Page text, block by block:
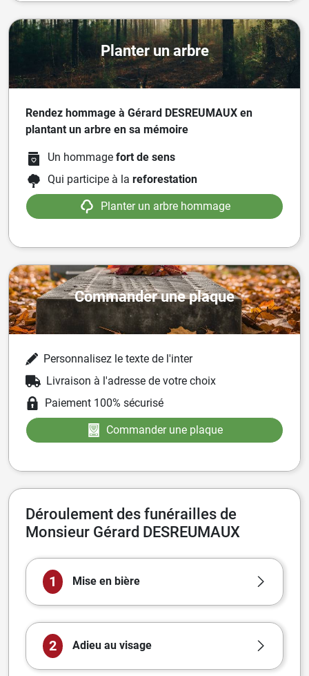
Planter un arbre
Rendez hommage à Gérard DESREUMAUX en
plantant un arbre en sa mémoire
Un hommage fort de sens
Qui participe à la reforestation
Planter un arbre hommage
Commander une plaque
Personnalisez le texte de l'inter
Livraison à l'adresse de votre choix
Paiement 100% sécurisé
Commander une plaque
Déroulement des funérailles de
Monsieur Gérard DESREUMAUX
1 Mise en bière
2 Adieu au visage